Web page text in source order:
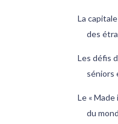
La
des
Les défis
séniors
Le «
du